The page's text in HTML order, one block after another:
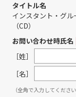
タイトル名
インスタント・グル
（CD）
お問い合わせ時氏名
［姓］
［名］
（全角で入力してください